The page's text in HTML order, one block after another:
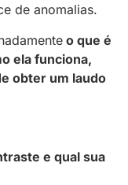
de anomalias.
o que é
ela funciona,
obter um laudo
e qual sua